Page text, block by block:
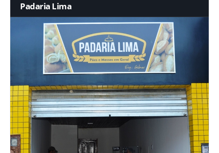
Padaria Lima